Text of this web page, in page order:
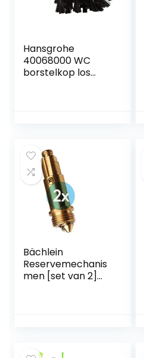
Hansgrohe
40068000 WC
borstelkop los
Bächlein
Reservemechanis
men [set van 2]